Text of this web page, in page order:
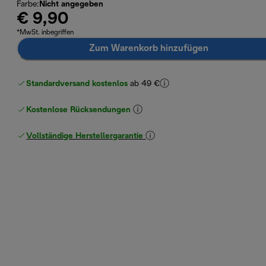
Farbe: Nicht angegeben
€ 9,90
*MwSt. inbegriffen
Zum Warenkorb hinzufügen
Standardversand kostenlos ab 49 €
Kostenlose Rücksendungen
Vollständige Herstellergarantie